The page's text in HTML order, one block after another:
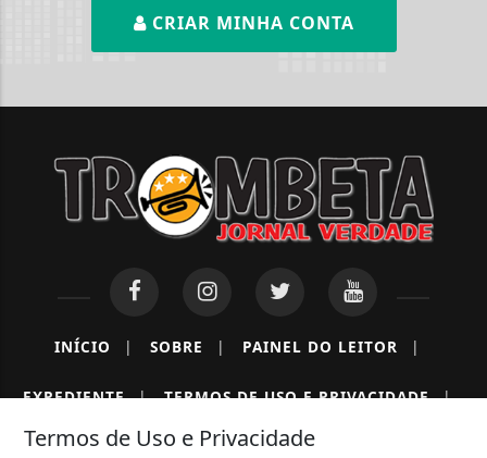
CRIAR MINHA CONTA
INÍCIO | SOBRE | PAINEL DO LEITOR |
EXPEDIENTE | TERMOS DE USO E PRIVACIDADE |
CONTATO
Termos de Uso e Privacidade